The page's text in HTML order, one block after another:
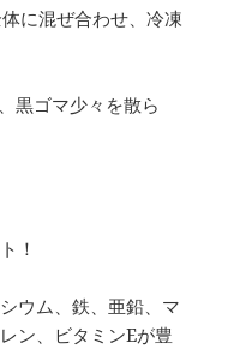
に混ぜ合わせ、冷凍
黒ゴマ少々を散ら
！
ウム、鉄、亜鉛、マ
ン、ビタミンEが豊